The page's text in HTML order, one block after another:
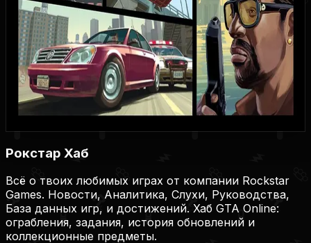
1000 41 5 3 1
Купить игру
Купить на Plati.Market
Купить на Plati.Market
Рокстар Хаб
Всё о твоих любимых играх от компании Rockstar
Games. Новости, Аналитика, Слухи, Руководства,
База данных игр, и достижений. Хаб GTA Online:
ограбления, задания, история обновлений и
коллекционные предметы.